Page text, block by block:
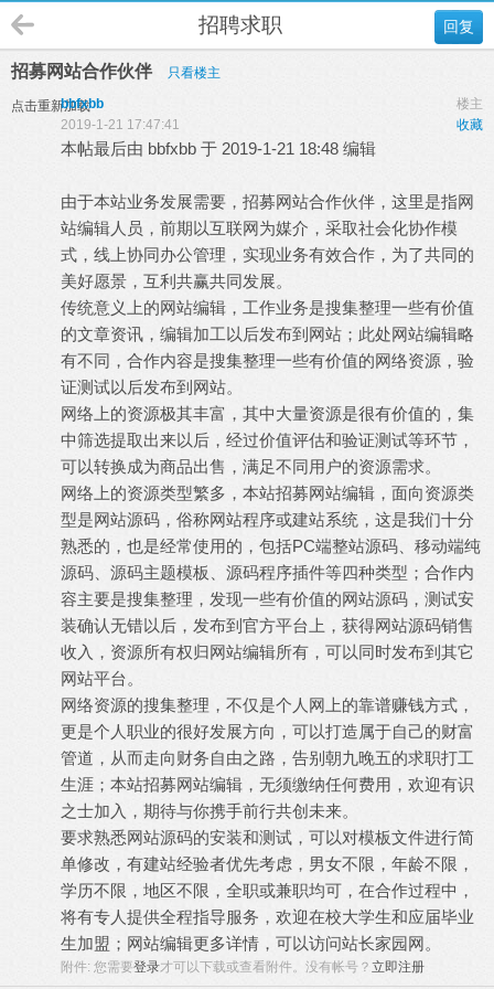
回复
招聘求职
招募网站合作伙伴 只看楼主
点击重新加载 楼主
bbfxbb
收藏
2019-1-21 17:47:41
本帖最后由 bbfxbb 于 2019-1-21 18:48 编辑
由于本站业务发展需要，招募网站合作伙伴，这里是指网
站编辑人员，前期以互联网为媒介，采取社会化协作模
式，线上协同办公管理，实现业务有效合作，为了共同的
美好愿景，互利共赢共同发展。
传统意义上的网站编辑，工作业务是搜集整理一些有价值
的文章资讯，编辑加工以后发布到网站；此处网站编辑略
有不同，合作内容是搜集整理一些有价值的网络资源，验
证测试以后发布到网站。
网络上的资源极其丰富，其中大量资源是很有价值的，集
中筛选提取出来以后，经过价值评估和验证测试等环节，
可以转换成为商品出售，满足不同用户的资源需求。
网络上的资源类型繁多，本站招募网站编辑，面向资源类
型是网站源码，俗称网站程序或建站系统，这是我们十分
熟悉的，也是经常使用的，包括PC端整站源码、移动端纯
源码、源码主题模板、源码程序插件等四种类型；合作内
容主要是搜集整理，发现一些有价值的网站源码，测试安
装确认无错以后，发布到官方平台上，获得网站源码销售
收入，资源所有权归网站编辑所有，可以同时发布到其它
网站平台。
网络资源的搜集整理，不仅是个人网上的靠谱赚钱方式，
更是个人职业的很好发展方向，可以打造属于自己的财富
管道，从而走向财务自由之路，告别朝九晚五的求职打工
生涯；本站招募网站编辑，无须缴纳任何费用，欢迎有识
之士加入，期待与你携手前行共创未来。
要求熟悉网站源码的安装和测试，可以对模板文件进行简
单修改，有建站经验者优先考虑，男女不限，年龄不限，
学历不限，地区不限，全职或兼职均可，在合作过程中，
将有专人提供全程指导服务，欢迎在校大学生和应届毕业
生加盟；网站编辑更多详情，可以访问站长家园网。
附件: 您需要登录才可以下载或查看附件。没有帐号？ 立即注册